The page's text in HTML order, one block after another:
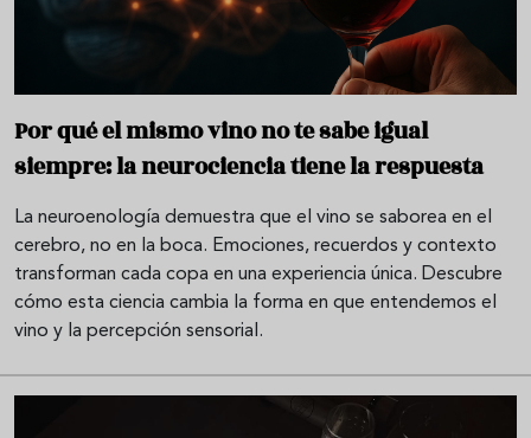
Por qué el mismo vino no te sabe igual
siempre: la neurociencia tiene la respuesta
La neuroenología demuestra que el vino se saborea en el
cerebro, no en la boca. Emociones, recuerdos y contexto
transforman cada copa en una experiencia única. Descubre
cómo esta ciencia cambia la forma en que entendemos el
vino y la percepción sensorial.